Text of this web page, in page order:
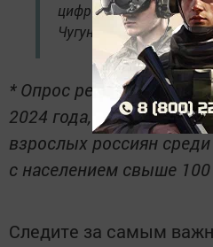
цифрового бизнеса
Чугунов.
* Опрос респондентов
2024 года, в нем
взрослых россиян
с населением свыше 100
Следите за самым